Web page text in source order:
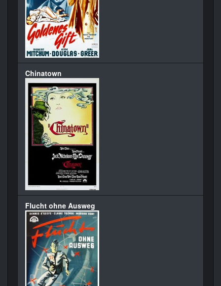
Chinatown
Flucht ohne Ausweg